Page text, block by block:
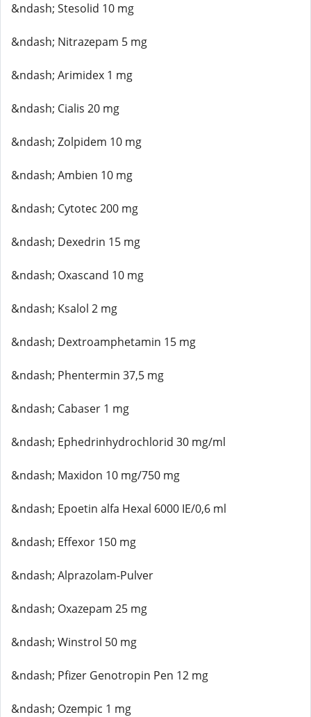
&ndash; Stesolid 10 mg
&ndash; Nitrazepam 5 mg
&ndash; Arimidex 1 mg
&ndash; Cialis 20 mg
&ndash; Zolpidem 10 mg
&ndash; Ambien 10 mg
&ndash; Cytotec 200 mg
&ndash; Dexedrin 15 mg
&ndash; Oxascand 10 mg
&ndash; Ksalol 2 mg
&ndash; Dextroamphetamin 15 mg
&ndash; Phentermin 37,5 mg
&ndash; Cabaser 1 mg
&ndash; Ephedrinhydrochlorid 30 mg/ml
&ndash; Maxidon 10 mg/750 mg
&ndash; Epoetin alfa Hexal 6000 IE/0,6 ml
&ndash; Effexor 150 mg
&ndash; Alprazolam-Pulver
&ndash; Oxazepam 25 mg
&ndash; Winstrol 50 mg
&ndash; Pfizer Genotropin Pen 12 mg
&ndash; Ozempic 1 mg